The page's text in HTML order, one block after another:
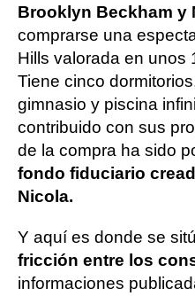
Brooklyn Beckham y
comprarse una
Hills valorada en unos
Tiene cinco
gimnasio y piscina
contribuido con sus
de la compra ha sido
fondo fiduciario
Nicola.
Y aquí es donde se
fricción entre los
informaciones